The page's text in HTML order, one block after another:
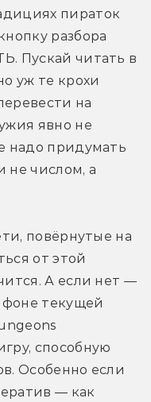
пираток
разбора
Пускай читать в
уж те крохи
на
явно не
надо придумать
повёрнутые на
от этой
А если нет —
фоне текущей
способную
Особенно если
— как